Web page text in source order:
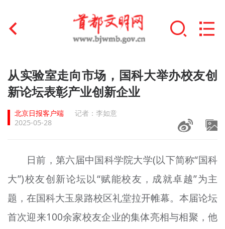
首页
文明创建
文明实践
未成年人思想道德建设
榜样人物
+
身边好人
从实验室走向市场，国科大举办校友创
新论坛表彰产业创新企业
北京日报客户端
记者：李如意
2025-05-28
日前，第六届中国科学院大学(以下简称“国科
大”)校友创新论坛以“赋能校友，成就卓越”为主
题，在国科大玉泉路校区礼堂拉开帷幕。本届论坛
首次迎来100余家校友企业的集体亮相与相聚，他